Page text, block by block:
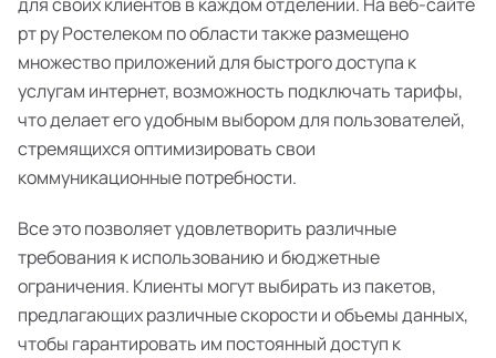
рт ру Ростелеком по области также размещено
множество приложений для быстрого доступа к
услугам интернет, возможность подключать тарифы,
что делает его удобным выбором для пользователей,
стремящихся оптимизировать свои
коммуникационные потребности.
Все это позволяет удовлетворить различные
требования к использованию и бюджетные
ограничения. Клиенты могут выбирать из пакетов,
предлагающих различные скорости и объемы данных,
чтобы гарантировать им постоянный доступ к